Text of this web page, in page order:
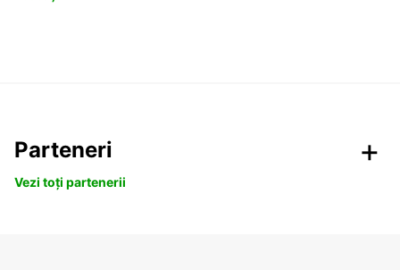
Parteneri
Vezi toți partenerii